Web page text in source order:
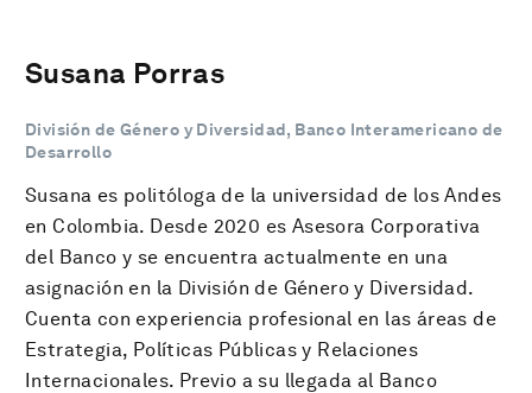
Susana Porras
División de Género y Diversidad, Banco Interamericano de
Desarrollo
Susana es politóloga de la universidad de los Andes
en Colombia. Desde 2020 es Asesora Corporativa
del Banco y se encuentra actualmente en una
asignación en la División de Género y Diversidad.
Cuenta con experiencia profesional en las áreas de
Estrategia, Políticas Públicas y Relaciones
Internacionales. Previo a su llegada al Banco